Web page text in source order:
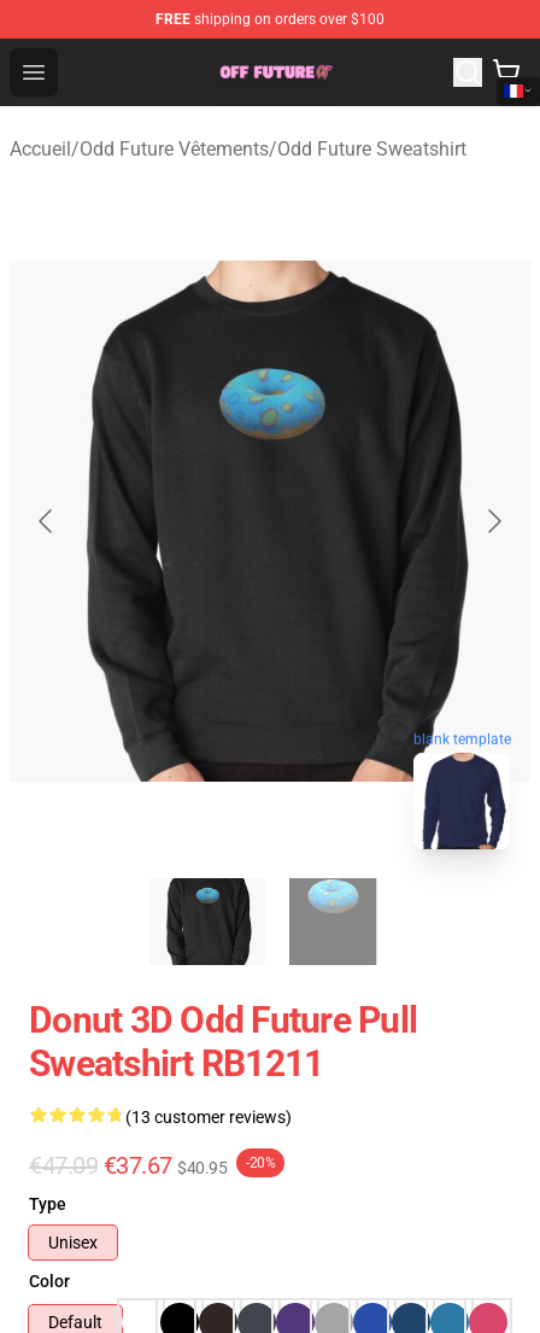
FREE shipping on orders over $100
Open menu
Odd Future Store - Official Odd Future Merchandise Shop
Accueil/Odd Future Vêtements/Odd Future Sweatshirt
blank template
Donut 3D Odd Future Pull
Sweatshirt RB1211
(13 customer reviews)
€47.09 €37.67 $40.95 -20%
Type
Unisex
Color
Default